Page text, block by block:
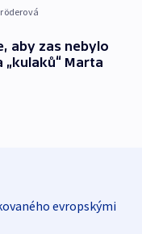
aby zas nebylo
Marta
evropskými